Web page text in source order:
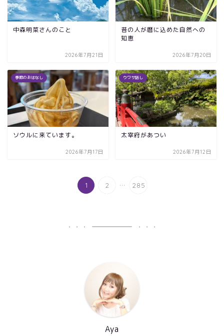
中森明菜さんのこと
2026年7月21日
昔の人が暦に込めた自然への
知恵
2026年7月20日
季節のおはなし
ソウルに来ています。
2026年7月17日
ウワサ話し
太宰府があつい
2026年7月12日
1 2 ... 285
Aya